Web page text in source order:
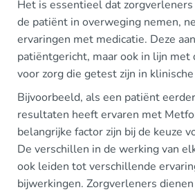
Het is essentieel dat
de patiënt in overweging nemen,
ervaringen met medicatie. Deze
patiëntgericht, maar ook in lijn met
voor zorg die getest zijn in
Bijvoorbeeld, als een patiënt
resultaten heeft ervaren met
belangrijke factor zijn bij de keuze
De verschillen in de werking van
ook leiden tot verschillende
bijwerkingen. Zorgverleners